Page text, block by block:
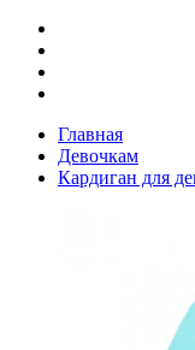
Главная
Девочкам
Кардиган для